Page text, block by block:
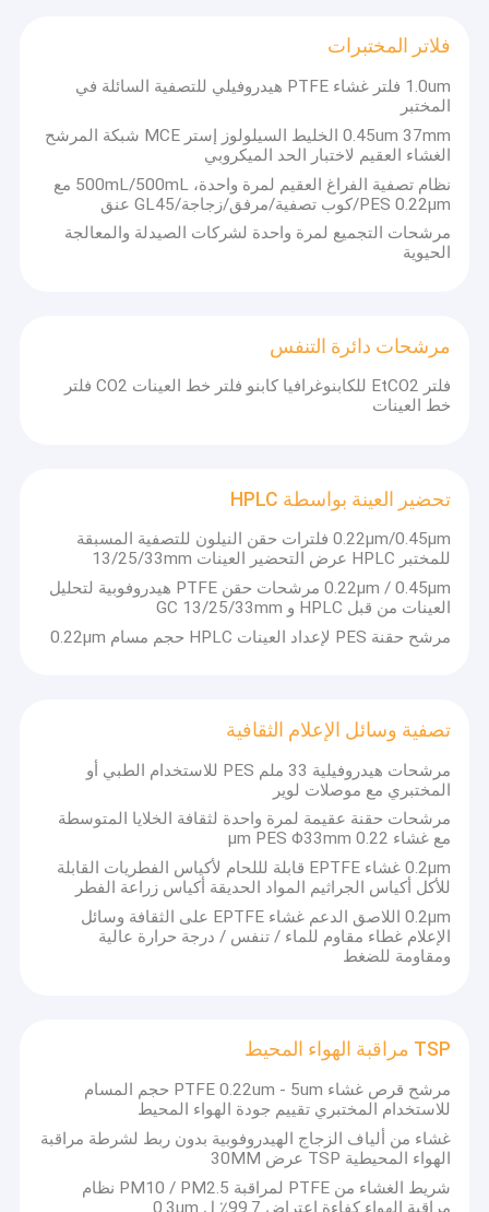
فلاتر المختبرات
1.0um فلتر غشاء PTFE هيدروفيلي للتصفية السائلة في
المختبر
0.45um 37mm الخليط السيلولوز إستر MCE شبكة المرشح
الغشاء العقيم لاختبار الحد الميكروبي
نظام تصفية الفراغ العقيم لمرة واحدة، 500mL/500mL مع
PES 0.22μm/كوب تصفية/مرفق/زجاجة/GL45 عنق
مرشحات التجميع لمرة واحدة لشركات الصيدلة والمعالجة
الحيوية
مرشحات دائرة التنفس
فلتر EtCO2 للكابنوغرافيا كابنو فلتر خط العينات CO2 فلتر
خط العينات
تحضير العينة بواسطة HPLC
0.22μm/0.45μm فلترات حقن النيلون للتصفية المسبقة
للمختبر HPLC عرض التحضير العينات 13/25/33mm
0.22μm / 0.45μm مرشحات حقن PTFE هيدروفوبية لتحليل
العينات من قبل HPLC و GC 13/25/33mm
مرشح حقنة PES لإعداد العينات HPLC حجم مسام 0.22μm
تصفية وسائل الإعلام الثقافية
مرشحات هيدروفيلية 33 ملم PES للاستخدام الطبي أو
المختبري مع موصلات لوير
مرشحات حقنة عقيمة لمرة واحدة لثقافة الخلايا المتوسطة
مع غشاء 0.22 μm PES Φ33mm
0.2μm غشاء EPTFE قابلة لللحام لأكياس الفطريات القابلة
للأكل أكياس الجراثيم المواد الحديقة أكياس زراعة الفطر
0.2μm اللاصق الدعم غشاء EPTFE على الثقافة وسائل
الإعلام غطاء مقاوم للماء / تنفس / درجة حرارة عالية
ومقاومة للضغط
TSP مراقبة الهواء المحيط
مرشح قرص غشاء PTFE 0.22um - 5um حجم المسام
للاستخدام المختبري تقييم جودة الهواء المحيط
غشاء من ألياف الزجاج الهيدروفوبية بدون ربط لشرطة مراقبة
الهواء المحيطية TSP عرض 30MM
شريط الغشاء من PTFE لمراقبة PM10 / PM2.5 نظام
مراقبة الهواء كفاءة اعتراض 99.7٪ ل 0.3μm